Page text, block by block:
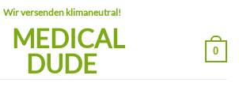
Wir versenden klimaneutral!
0